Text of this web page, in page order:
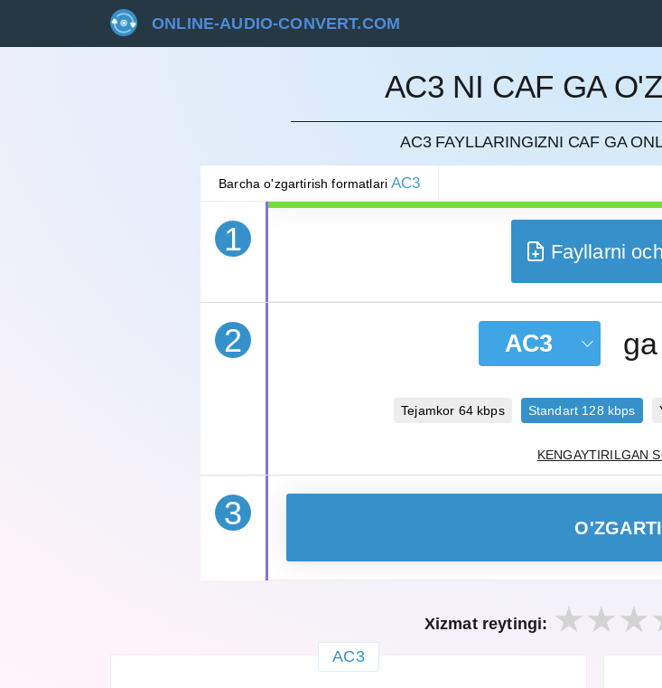
ONLINE-AUDIO-CONVERT.COM
AC3 NI CAF GA
AC3 FAYLLARINGIZNI CAF GA
Barcha o'zgartirish formatlariAC3
1
BEKOR QILISH
Fayllarni
2 AC3 ga
Tejamkor 64 kbps Standart 128 kbps
KENGAYTIRILGAN
3
Xizmat reytingi:
AC3